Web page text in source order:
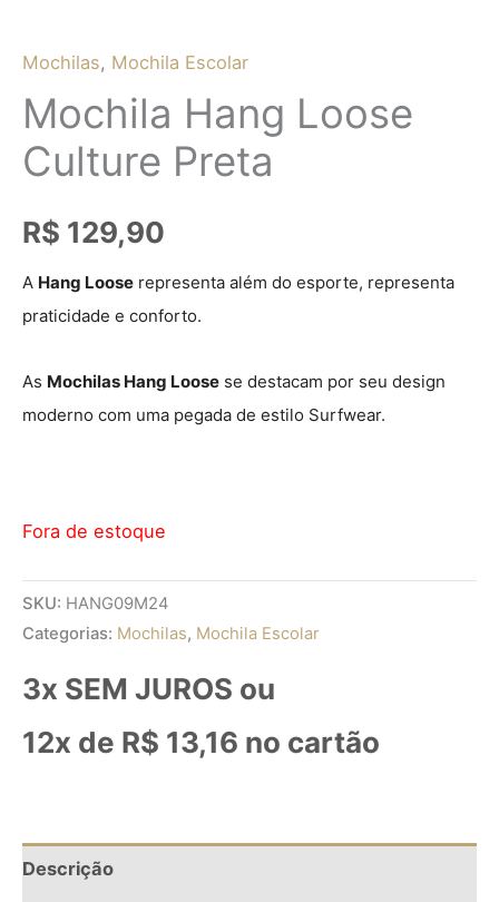
Mochilas, Mochila Escolar
Mochila Hang Loose
Culture Preta
R$ 129,90
A Hang Loose representa além do esporte, representa
praticidade e conforto.
As Mochilas Hang Loose se destacam por seu design
moderno com uma pegada de estilo Surfwear.
Fora de estoque
SKU: HANG09M24
Categorias: Mochilas, Mochila Escolar
3x SEM JUROS ou
12x de R$ 13,16 no cartão
Descrição